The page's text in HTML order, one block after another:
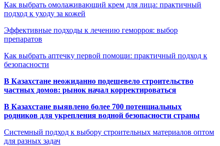
Как выбрать омолаживающий крем для лица: практичный
подход к уходу за кожей
Эффективные подходы к лечению геморроя: выбор
препаратов
Как выбрать аптечку первой помощи: практичный подход к
безопасности
В Казахстане неожиданно подешевело строительство
частных домов: рынок начал корректироваться
В Казахстане выявлено более 700 потенциальных
родников для укрепления водной безопасности страны
Системный подход к выбору строительных материалов оптом
для разных задач